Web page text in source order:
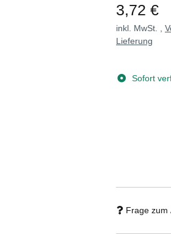
3,72 €
inkl. MwSt. ,
Lieferung
Sofort
Frage zum